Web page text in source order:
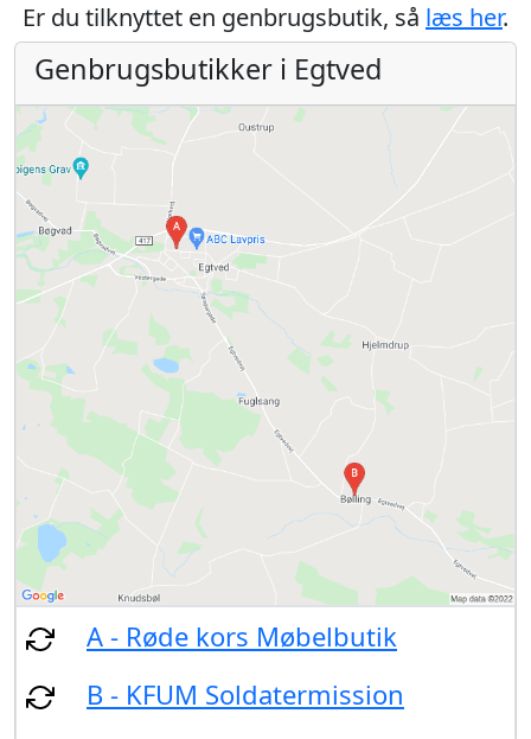
Er du tilknyttet en genbrugsbutik, så læs her.
Genbrugsbutikker i Egtved
A - Røde kors Møbelbutik
B - KFUM Soldatermission